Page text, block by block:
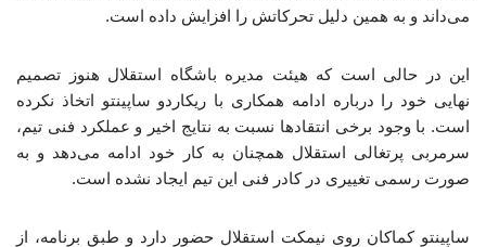
می‌داند و به همین دلیل تحرکاتش را افزایش داده است.
این در حالی است که هیئت مدیره باشگاه استقلال هنوز تصمیم
نهایی خود را درباره ادامه همکاری با ریکاردو ساپینتو اتخاذ نکرده
است. با وجود برخی انتقادها نسبت به نتایج اخیر و عملکرد فنی تیم،
سرمربی پرتغالی استقلال همچنان به کار خود ادامه می‌دهد و به
صورت رسمی تغییری در کادر فنی این تیم ایجاد نشده است.
ساپینتو کماکان روی نیمکت استقلال حضور دارد و طبق برنامه، از